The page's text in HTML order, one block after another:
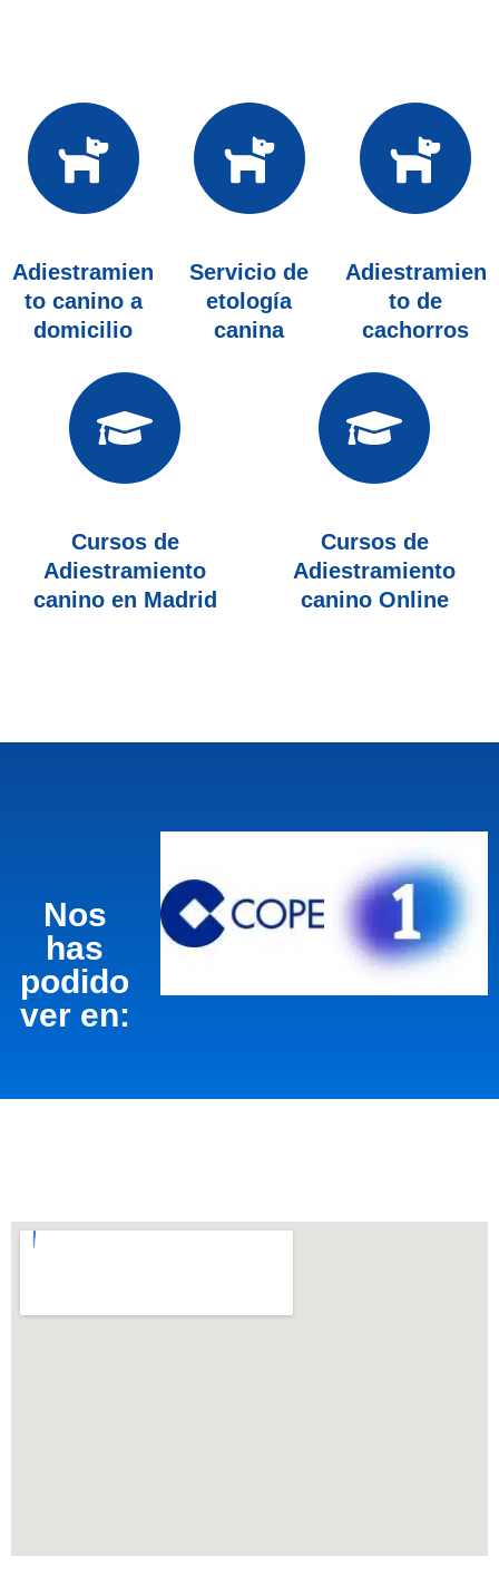
Adiestramien
to canino a
domicilio
Servicio de
etología
canina
Adiestramien
to de
cachorros
Cursos de
Adiestramiento
canino en Madrid
Cursos de
Adiestramiento
canino Online
Nos
has
podido
ver en: